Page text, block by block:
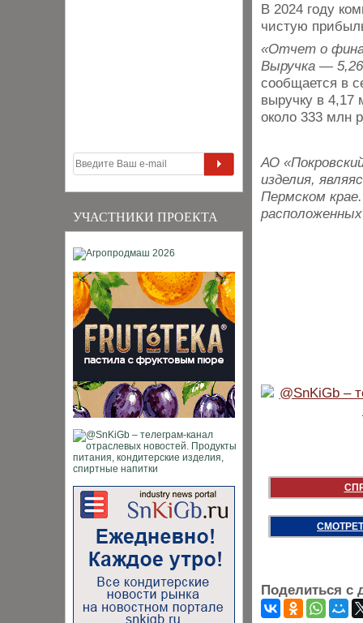
УЧАСТНИКИ ПРОЕКТА
В 2024 году
чистую
«Отчет о
Выручка —
сообщается в
выручку в 4,17
около 333 млн
АО
изделия,
Пермском
Поделиться с